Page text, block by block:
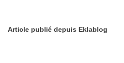
Article publié depuis Eklablog